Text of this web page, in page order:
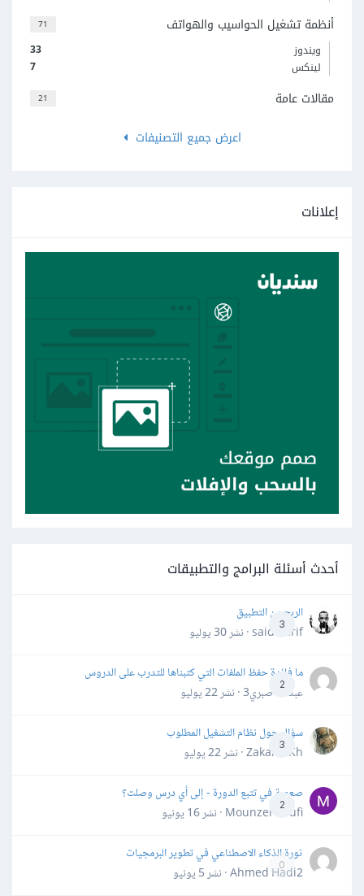
71 أنظمة تشغيل الحواسيب والهواتف
33
ويندوز
7
لينكس
21
مقالات عامة
اعرض جميع التصنيفات
إعلانات
أحدث أسئلة البرامج والتطبيقات
3
الربح من التطبيق
said darif · نشر
30 يوليو
2
ما فائدة حفظ الملفات التي كتبناها للتدرب على الدروس
عبدالله صبري3 · نشر
22 يوليو
3
سؤال حول نظام التشغيل المطلوب
Zakaria Kh · نشر
22 يوليو
2
صعوبة في تتبع الدورة - إلى أي درس وصلت؟
Mounzer Soufi · نشر
16 يونيو
0
ثورة الذكاء الاصطناعي في تطوير البرمجيات
Ahmed Hadi2 · نشر
5 يونيو